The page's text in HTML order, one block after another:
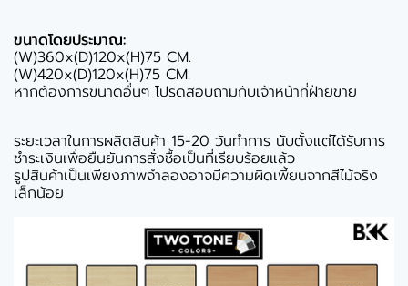
ขนาดโดยประมาณ:
(W)360x(D)120x(H)75 CM.
(W)420x(D)120x(H)75 CM.
หากต้องการขนาดอื่นๆ โปรดสอบถามกับเจ้าหน้าที่ฝ่ายขาย
ระยะเวลาในการผลิตสินค้า 15-20 วันทำการ นับตั้งแต่ได้รับการ
ชำระเงินเพื่อยืนยันการสั่งซื้อเป็นที่เรียบร้อยแล้ว
รูปสินค้าเป็นเพียงภาพจำลองอาจมีความผิดเพี้ยนจากสีไม้จริง
เล็กน้อย